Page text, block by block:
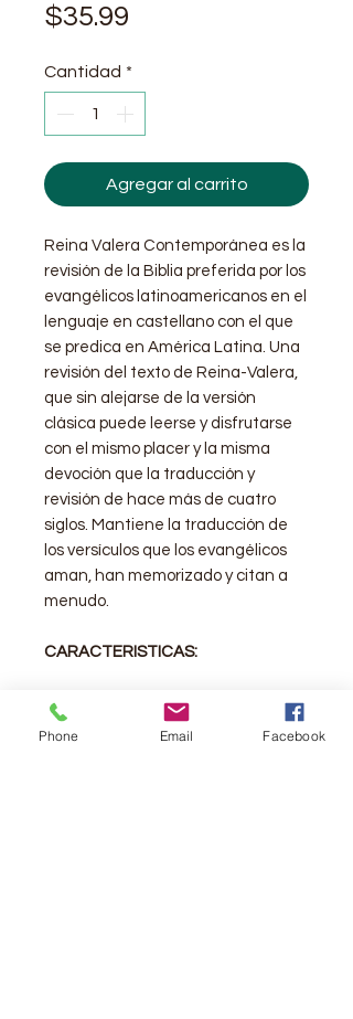
$35.99
Cantidad *
Agregar al carrito
Reina Valera Contemporánea es la
revisión de la Biblia preferida por los
evangélicos latinoamericanos en el
lenguaje en castellano con el que
se predica en América Latina. Una
revisión del texto de Reina-Valera,
que sin alejarse de la versión
clásica puede leerse y disfrutarse
con el mismo placer y la misma
devoción que la traducción y
revisión de hace más de cuatro
siglos. Mantiene la traducción de
los versículos que los evangélicos
aman, han memorizado y citan a
menudo.
CARACTERISTICAS:
Palabras de Jesús en rojo
Phone Email Facebook